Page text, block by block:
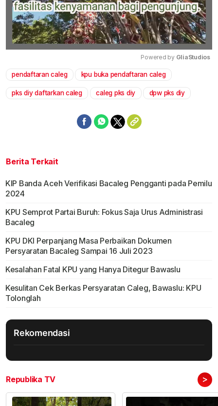
Powered by GliaStudios
pendaftaran caleg kpu buka pendaftaran caleg
pks diy daftarkan caleg caleg pks diy dpw pks diy
Berita Terkait
KIP Banda Aceh Verifikasi Bacaleg Pengganti pada Pemilu
2024
KPU Semprot Partai Buruh: Fokus Saja Urus Administrasi
Bacaleg
KPU DKI Perpanjang Masa Perbaikan Dokumen
Persyaratan Bacaleg Sampai 16 Juli 2023
Kesalahan Fatal KPU yang Hanya Ditegur Bawaslu
Kesulitan Cek Berkas Persyaratan Caleg, Bawaslu: KPU
Tolonglah
Rekomendasi
Republika TV >